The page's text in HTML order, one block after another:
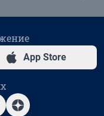
App Store